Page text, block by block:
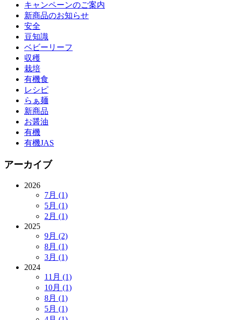
キャンペーンのご案内
新商品のお知らせ
安全
豆知識
ベビーリーフ
収穫
栽培
有機食
レシピ
らぁ麺
新商品
お醤油
有機
有機JAS
アーカイブ
2026
7月 (1)
5月 (1)
2月 (1)
2025
9月 (2)
8月 (1)
3月 (1)
2024
11月 (1)
10月 (1)
8月 (1)
5月 (1)